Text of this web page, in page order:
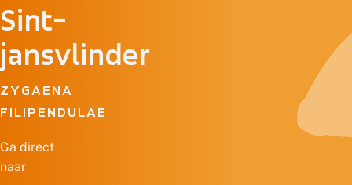
Sint-
jansvlinder
ZYGAENA
FILIPENDULAE
Ga direct
naar